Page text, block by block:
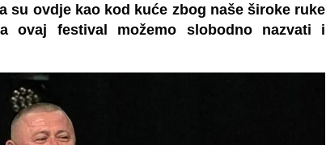
su ovdje kao kod kuće zbog naše široke ruke
ovaj festival možemo slobodno nazvati i